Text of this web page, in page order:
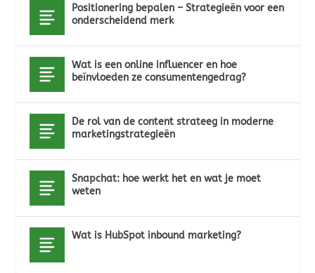
Positionering bepalen – Strategieën voor een
onderscheidend merk
Wat is een online influencer en hoe
beïnvloeden ze consumentengedrag?
De rol van de content strateeg in moderne
marketingstrategieën
Snapchat: hoe werkt het en wat je moet
weten
Wat is HubSpot inbound marketing?